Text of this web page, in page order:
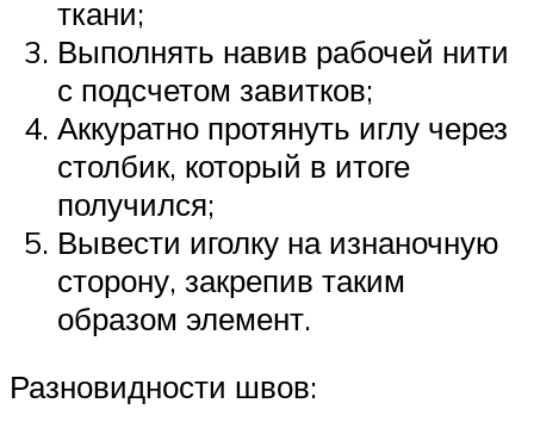
ткани;
Выполнять навив рабочей нити
с подсчетом завитков;
Аккуратно протянуть иглу через
столбик, который в итоге
получился;
Вывести иголку на изнаночную
сторону, закрепив таким
образом элемент.
Разновидности швов: